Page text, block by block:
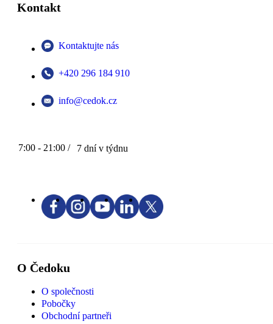
Kontakt
Kontaktujte nás
+420 296 184 910
info@cedok.cz
7:00 - 21:00 / 7 dní v týdnu
O Čedoku
O společnosti
Pobočky
Obchodní partneři